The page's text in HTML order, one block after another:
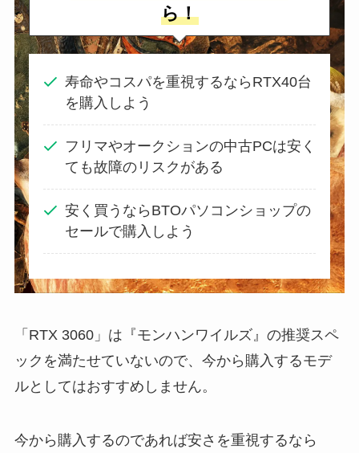
ら！
寿命やコスパを重視するならRTX40台
を購入しよう
フリマやオークションの中古PCは安く
ても故障のリスクがある
安く買うならBTOパソコンショップの
セールで購入しよう
「RTX 3060」は『モンハンワイルズ』の推奨スペ
ックを満たせていないので、今から購入するモデ
ルとしてはおすすめしません。
今から購入するのであれば安さを重視するなら